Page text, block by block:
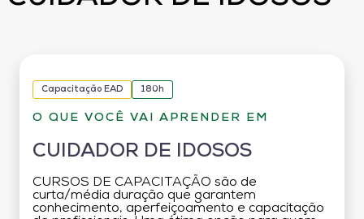
Capacitação EAD 180h
O QUE VOCÊ VAI APRENDER EM
CUIDADOR DE IDOSOS
CURSOS DE CAPACITAÇÃO são de
curta/média duração que garantem
conhecimento, aperfeiçoamento e capacitação